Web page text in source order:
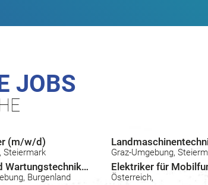
JOBS
(m/w/d)
Steiermark
HKLS Service- und Wartungstechniker (m/w/d)
Burgenland
Graz-Umgebung,
Österreich,